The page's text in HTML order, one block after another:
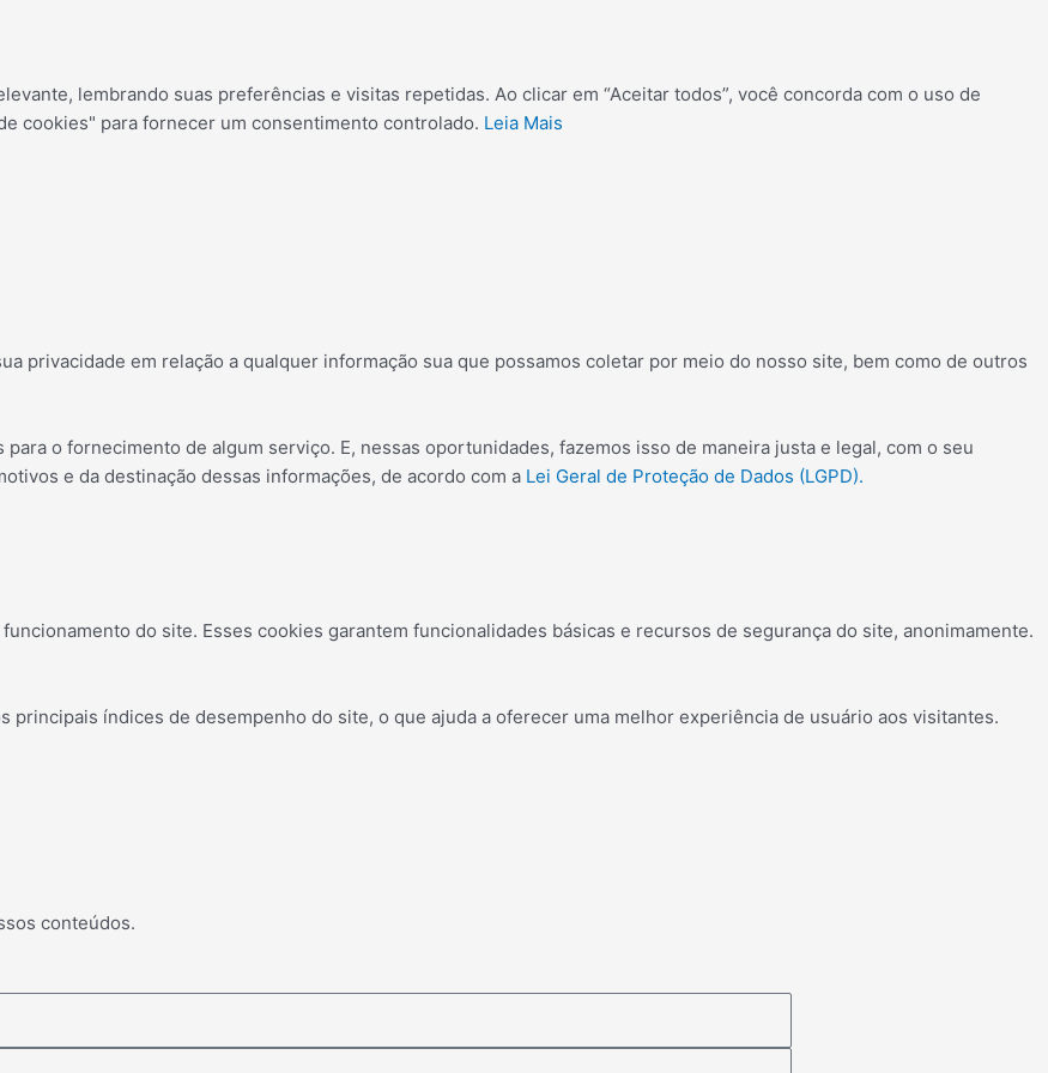
lembrando suas preferências e visitas repetidas. Ao clicar em “Aceitar todos”, você concorda com o uso de
cookies" para fornecer um consentimento controlado. Leia Mais
privacidade em relação a qualquer informação sua que possamos coletar por meio do nosso site, bem como de outros
o fornecimento de algum serviço. E, nessas oportunidades, fazemos isso de maneira justa e legal, com o seu
e da destinação dessas informações, de acordo com a Lei Geral de Proteção de Dados (LGPD).
do site. Esses cookies garantem funcionalidades básicas e recursos de segurança do site, anonimamente.
principais índices de desempenho do site, o que ajuda a oferecer uma melhor experiência de usuário aos visitantes.
conteúdos.